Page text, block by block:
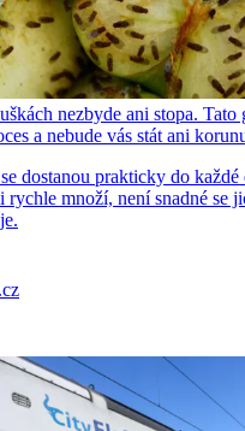
nezbyde ani stopa. Tato
a nebude vás stát ani
dostanou prakticky do každé
rychle množí, není snadné se